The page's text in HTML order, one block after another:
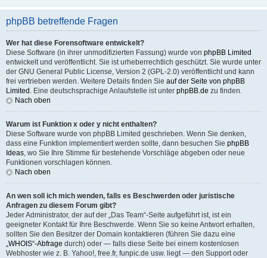
phpBB betreffende Fragen
Wer hat diese Forensoftware entwickelt?
Diese Software (in ihrer unmodifizierten Fassung) wurde von phpBB Limited
entwickelt und veröffentlicht. Sie ist urheberrechtlich geschützt. Sie wurde unter
der GNU General Public License, Version 2 (GPL-2.0) veröffentlicht und kann
frei vertrieben werden. Weitere Details finden Sie auf der Seite von phpBB
Limited . Eine deutschsprachige Anlaufstelle ist unter phpBB.de zu finden.
Nach oben
Warum ist Funktion x oder y nicht enthalten?
Diese Software wurde von phpBB Limited geschrieben. Wenn Sie denken,
dass eine Funktion implementiert werden sollte, dann besuchen Sie phpBB
Ideas, wo Sie Ihre Stimme für bestehende Vorschläge abgeben oder neue
Funktionen vorschlagen können.
Nach oben
An wen soll ich mich wenden, falls es Beschwerden oder juristische
Anfragen zu diesem Forum gibt?
Jeder Administrator, der auf der „Das Team“-Seite aufgeführt ist, ist ein
geeigneter Kontakt für Ihre Beschwerde. Wenn Sie so keine Antwort erhalten,
sollten Sie den Besitzer der Domain kontaktieren (führen Sie dazu eine
„WHOIS“-Abfrage durch) oder — falls diese Seite bei einem kostenlosen
Webhoster wie z. B. Yahoo!, free.fr, funpic.de usw. liegt — den Support oder